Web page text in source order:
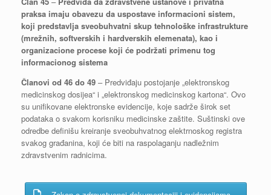
praksa imaju obavezu da uspostave informacioni sistem,
koji predstavlja sveobuhvatni skup tehnološke infrastrukture
(mrežnih, softverskih i hardverskih elemenata), kao i
organizacione procese koji će podržati primenu tog
informacionog sistema
Članovi od 46 do 49 – Predviđaju postojanje „elektronskog
medicinskog dosijea“ i „elektronskog medicinskog kartona“. Ovo
su unifikovane elektronske evidencije, koje sadrže širok set
podataka o svakom korisniku medicinske zaštite. Suštinski ove
odredbe definišu kreiranje sveobuhvatnog elektrnoskog registra
svakog građanina, koji će biti na raspolaganju nadležnim
zdravstvenim radnicima.